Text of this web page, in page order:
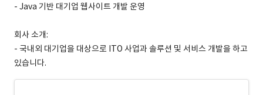
- Java 기반 대기업 웹사이트 개발 운영
회사 소개:
- 국내외 대기업을 대상으로 ITO 사업과 솔루션 및 서비스 개발을 하고
있습니다.